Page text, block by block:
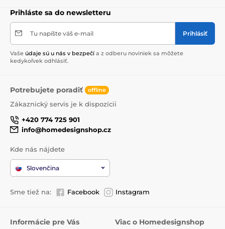
Prihláste sa do newsletteru
Tu napíšte váš e-mail Prihlásiť
Vaše údaje sú u nás v bezpečí a z odberu noviniek sa môžete
kedykoľvek odhlásiť.
Potrebujete poradiť offline
Zákaznický servis je k dispozícii
+420 774 725 901
info@homedesignshop.cz
Kde nás nájdete
Slovenčina
Sme tiež na: Facebook Instagram
Informácie pre Vás Viac o Homedesignshop